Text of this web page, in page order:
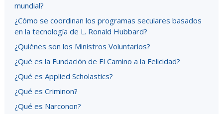
mundial?
¿Cómo se coordinan los programas seculares basados
en la tecnología de L. Ronald Hubbard?
¿Quiénes son los Ministros Voluntarios?
¿Qué es la Fundación de El Camino a la Felicidad?
¿Qué es Applied Scholastics?
¿Qué es Criminon?
¿Qué es Narconon?